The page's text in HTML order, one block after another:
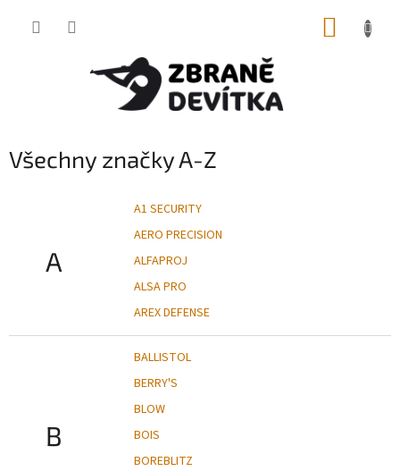
Všechny značky A-Z
A
A1 SECURITY
AERO PRECISION
ALFAPROJ
ALSA PRO
AREX DEFENSE
B
BALLISTOL
BERRY'S
BLOW
BOIS
BOREBLITZ